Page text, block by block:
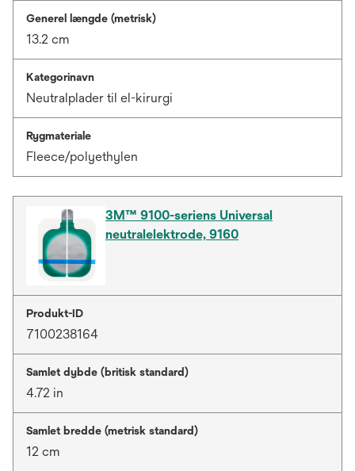
Generel længde (metrisk)
13.2 cm
Kategorinavn
Neutralplader til el-kirurgi
Rygmateriale
Fleece/polyethylen
3M™ 9100-seriens Universal
neutralelektrode, 9160
Produkt-ID
7100238164
Samlet dybde (britisk standard)
4.72 in
Samlet bredde (metrisk standard)
12 cm